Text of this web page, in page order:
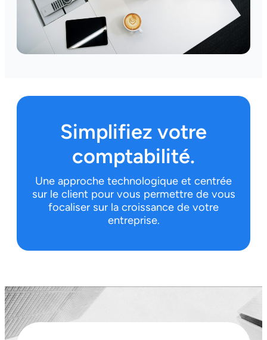
Simplifiez votre
comptabilité.
Une approche technologique et centrée
sur le client pour vous permettre de vous
focaliser sur la croissance de votre
entreprise.